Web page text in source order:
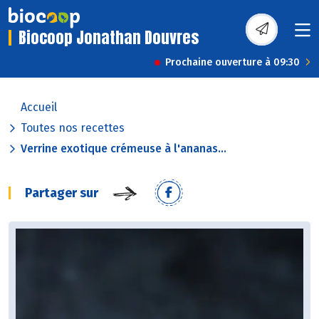
Biocoop Jonathan Douvres
Prochaine ouverture à 09:30
Accueil
Toutes nos recettes
Verrine exotique crémeuse à l'ananas...
Partager sur